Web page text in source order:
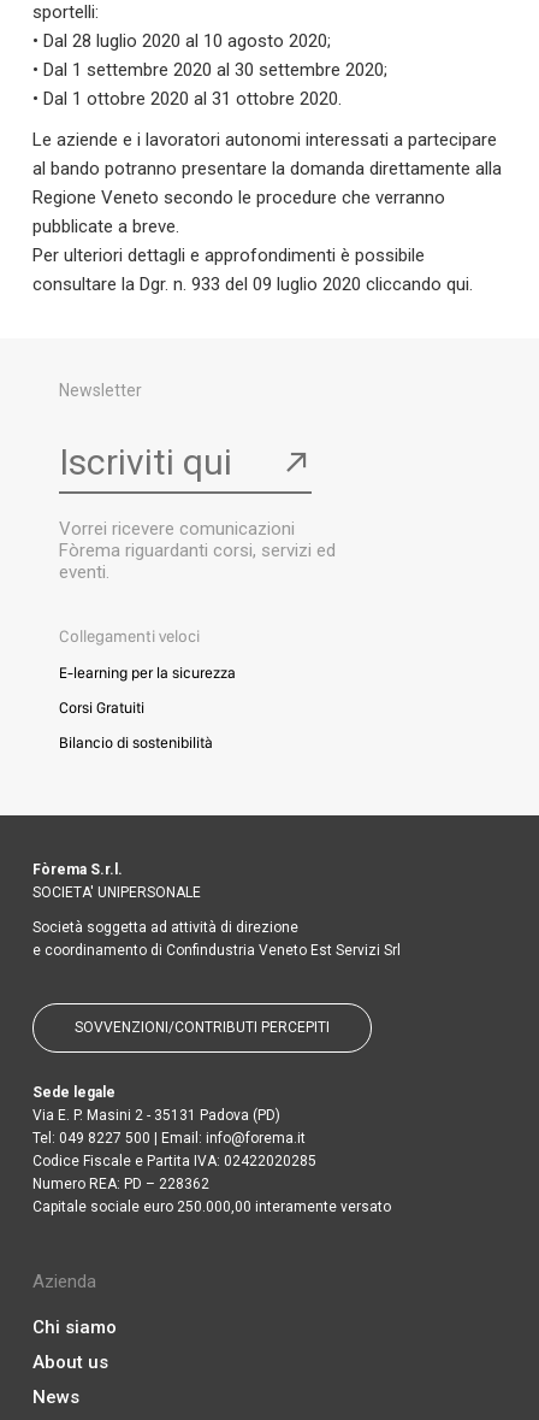
sportelli:
• Dal 28 luglio 2020 al 10 agosto 2020;
• Dal 1 settembre 2020 al 30 settembre 2020;
• Dal 1 ottobre 2020 al 31 ottobre 2020.
Le aziende e i lavoratori autonomi interessati a partecipare
al bando potranno presentare la domanda direttamente alla
Regione Veneto secondo le procedure che verranno
pubblicate a breve.
Per ulteriori dettagli e approfondimenti è possibile
consultare la Dgr. n. 933 del 09 luglio 2020 cliccando qui.
Newsletter
Iscriviti qui ↗
Vorrei ricevere comunicazioni
Fòrema riguardanti corsi, servizi ed
eventi.
Collegamenti veloci
E-learning per la sicurezza
Corsi Gratuiti
Bilancio di sostenibilità
Fòrema S.r.l.
SOCIETA' UNIPERSONALE
Società soggetta ad attività di direzione
e coordinamento di Confindustria Veneto Est Servizi Srl
SOVVENZIONI/CONTRIBUTI PERCEPITI
Sede legale
Via E. P. Masini 2 - 35131 Padova (PD)
Tel: 049 8227 500 | Email: info@forema.it
Codice Fiscale e Partita IVA: 02422020285
Numero REA: PD – 228362
Capitale sociale euro 250.000,00 interamente versato
Azienda
Chi siamo
About us
News